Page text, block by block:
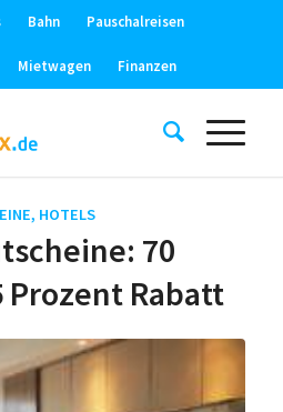
Bahn Pauschalreisen
Mietwagen Finanzen
, HOTELS
70
Prozent Rabatt